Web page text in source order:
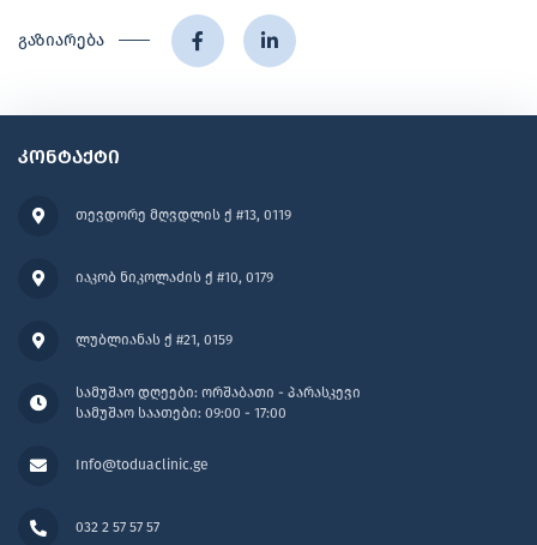
გაზიარება
კონტაქტი
თევდორე მღვდლის ქ #13, 0119
სამუშაო დღეები: ორშაბათი - პარასკევი
სამუშაო საათები: 09:00 - 17:00
იაკობ ნიკოლაძის ქ #10, 0179
Info@toduaclinic.ge
ლუბლიანას ქ #21, 0159
032 2 57 57 57